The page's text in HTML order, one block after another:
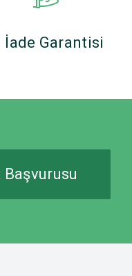
İade Garantisi